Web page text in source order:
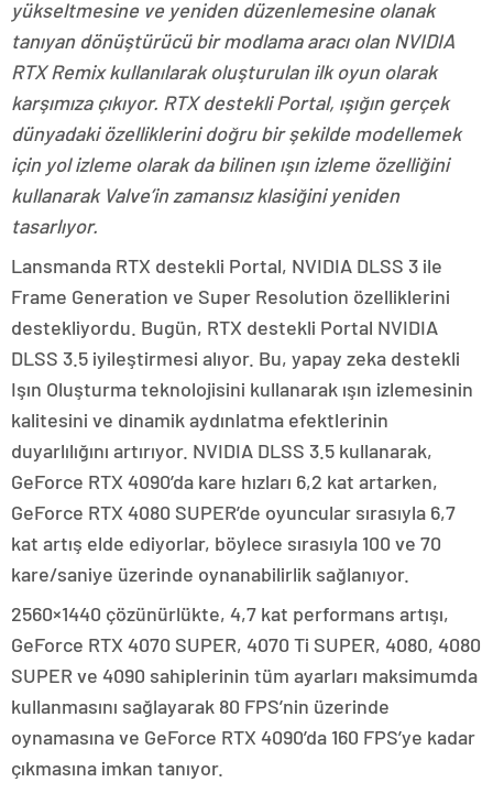
yükseltmesine ve yeniden düzenlemesine olanak
tanıyan dönüştürücü bir modlama aracı olan NVIDIA
RTX Remix kullanılarak oluşturulan ilk oyun olarak
karşımıza çıkıyor. RTX destekli Portal, ışığın gerçek
dünyadaki özelliklerini doğru bir şekilde modellemek
için yol izleme olarak da bilinen ışın izleme özelliğini
kullanarak Valve’in zamansız klasiğini yeniden
tasarlıyor.
Lansmanda RTX destekli Portal, NVIDIA DLSS 3 ile
Frame Generation ve Super Resolution özelliklerini
destekliyordu. Bugün, RTX destekli Portal NVIDIA
DLSS 3.5 iyileştirmesi alıyor. Bu, yapay zeka destekli
Işın Oluşturma teknolojisini kullanarak ışın izlemesinin
kalitesini ve dinamik aydınlatma efektlerinin
duyarlılığını artırıyor. NVIDIA DLSS 3.5 kullanarak,
GeForce RTX 4090’da kare hızları 6,2 kat artarken,
GeForce RTX 4080 SUPER’de oyuncular sırasıyla 6,7
kat artış elde ediyorlar, böylece sırasıyla 100 ve 70
kare/saniye üzerinde oynanabilirlik sağlanıyor.
2560×1440 çözünürlükte, 4,7 kat performans artışı,
GeForce RTX 4070 SUPER, 4070 Ti SUPER, 4080, 4080
SUPER ve 4090 sahiplerinin tüm ayarları maksimumda
kullanmasını sağlayarak 80 FPS’nin üzerinde
oynamasına ve GeForce RTX 4090’da 160 FPS’ye kadar
çıkmasına imkan tanıyor.